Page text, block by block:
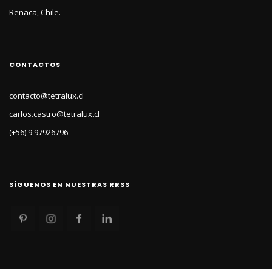
Reñaca, Chile.
CONTACTOS
contacto@tetralux.cl
carlos.castro@tetralux.cl
(+56) 9 97926796
SÍGUENOS EN NUESTRAS RRSS